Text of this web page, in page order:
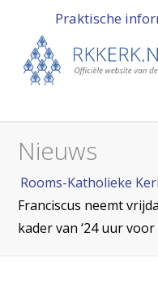
Praktische
Nieuws
Rooms-Katholieke
Franciscus neemt
kader van ‘24 uur voor